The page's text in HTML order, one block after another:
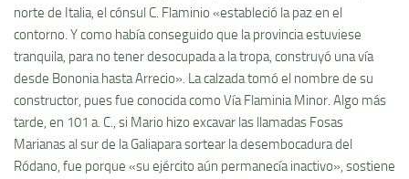
norte de Italia, el cónsul C. Flaminio «estableció la paz en el
contorno. Y como había conseguido que la provincia estuviese
tranquila, para no tener desocupada a la tropa, construyó una vía
desde Bononia hasta Arrecio». La calzada tomó el nombre de su
constructor, pues fue conocida como Vía Flaminia Minor. Algo más
tarde, en 101 a. C., si Mario hizo excavar las llamadas Fosas
Marianas al sur de la Galiapara sortear la desembocadura del
Ródano, fue porque «su ejército aún permanecía inactivo», sostiene